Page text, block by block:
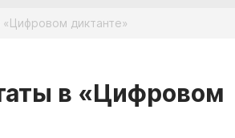
диктанте»
в «Цифровом